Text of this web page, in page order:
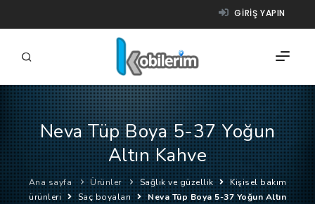
GIRIŞ YAPIN
FIRMALAR
ÜRÜNLER
NASIL ÇALIŞIR?
Neva Tüp Boya 5-37 Yoğun
Altın Kahve
Ana sayfa Ürünler Sağlık ve güzellik
Kişisel bakım
ürünleri
Saç boyaları
Neva Tüp Boya 5-37 Yoğun Altın